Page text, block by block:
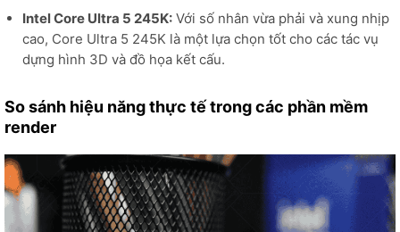
Intel Core Ultra 5 245K:Với số nhân vừa phải và xung nhịp
cao, Core Ultra 5 245K là một lựa chọn tốt cho các tác vụ
dựng hình 3D và đồ họa kết cấu.
So sánh hiệu năng thực tế trong các phần mềm
render